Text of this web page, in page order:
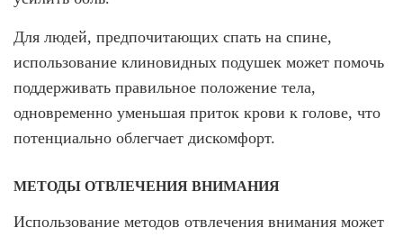
Для людей, предпочитающих спать на спине,
использование клиновидных подушек может помочь
поддерживать правильное положение тела,
одновременно уменьшая приток крови к голове, что
потенциально облегчает дискомфорт.
МЕТОДЫ ОТВЛЕЧЕНИЯ ВНИМАНИЯ
Использование методов отвлечения внимания может